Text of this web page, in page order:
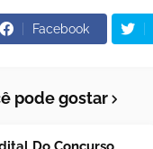
Facebook
pode gostar